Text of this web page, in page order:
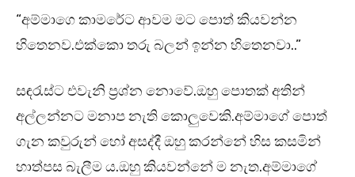
“අම්මාගෙ කාමරේට ආවම මට පොත් කියවන්න
හිතෙනව.එක්කො තරු බලන් ඉන්න හිතෙනවා..”
සඳරැස්ට එවැනි ප්‍රශ්න නොවේ.ඔහු පොතක් අතින්
අල්ලන්නට මනාප නැති කොලුවෙකි.අම්මාගේ පොත්
ගැන කවුරුන් හෝ අසද්දී ඔහු කරන්නේ හිස කසමින්
හාත්පස බැලීම ය.ඔහු කියවන්නේ ම නැත.අම්මාගේ